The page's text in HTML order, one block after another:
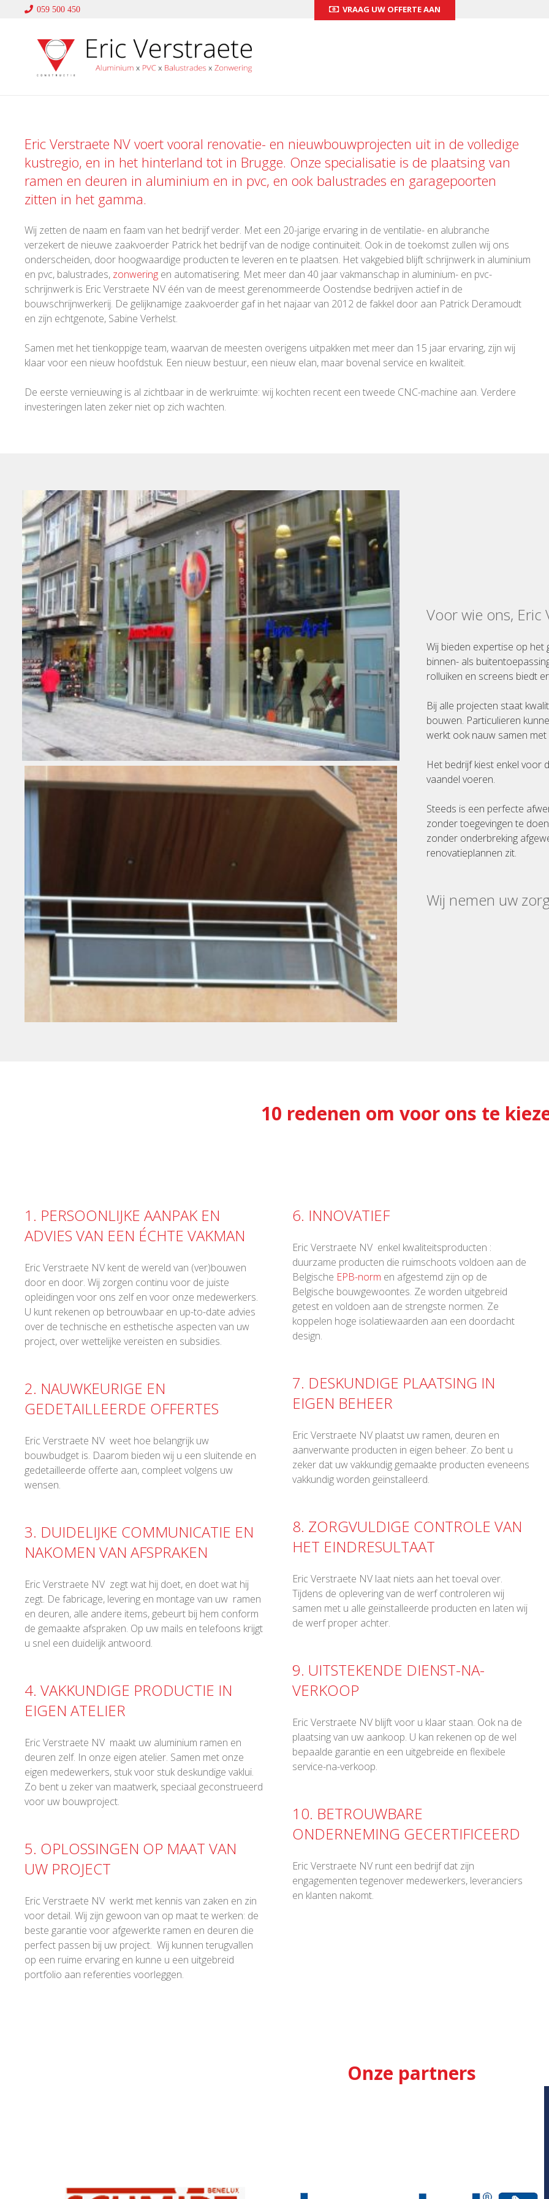
059 500 450 VRAAG UW OFFERTE AAN
Eric Verstraete NV voert vooral renovatie- en nieuwbouwprojecten uit in de volledige
kustregio, en in het hinterland tot in Brugge. Onze specialisatie is de plaatsing van
ramen en deuren in aluminium en in pvc, en ook balustrades en garagepoorten
zitten in het gamma.
Wij zetten de naam en faam van het bedrijf verder. Met een 20-jarige ervaring in de ventilatie- en alubranche
verzekert de nieuwe zaakvoerder Patrick het bedrijf van de nodige continuïteit. Ook in de toekomst zullen wij ons
onderscheiden, door hoogwaardige producten te leveren en te plaatsen. Het vakgebied blijft schrijnwerk in aluminium
en pvc, balustrades, zonwering en automatisering. Met meer dan 40 jaar vakmanschap in aluminium- en pvc-
schrijnwerk is Eric Verstraete NV één van de meest gerenommeerde Oostendse bedrijven actief in de
bouwschrijnwerkerij. De gelijknamige zaakvoerder gaf in het najaar van 2012 de fakkel door aan Patrick Deramoudt
en zijn echtgenote, Sabine Verhelst.
Samen met het tienkoppige team, waarvan de meesten overigens uitpakken met meer dan 15 jaar ervaring, zijn wij
klaar voor een nieuw hoofdstuk. Een nieuw bestuur, een nieuw elan, maar bovenal service en kwaliteit.
De eerste vernieuwing is al zichtbaar in de werkruimte: wij kochten recent een tweede CNC-machine aan. Verdere
investeringen laten zeker niet op zich wachten.
Voor wie ons, Eric
Wij bieden expertise op het
binnen- als
rolluiken en screens biedt
Bij alle projecten staat
bouwen. Particulieren
werkt ook nauw samen
Het bedrijf kiest enkel voor
vaandel voeren.
Steeds is een perfecte
zonder toegevingen te
zonder onderbreking
renovatieplannen zit.
Wij nemen uw
10 redenen om voor ons te
1. PERSOONLIJKE AANPAK EN
ADVIES VAN EEN ÉCHTE VAKMAN
Eric Verstraete NV kent de wereld van (ver)bouwen
door en door. Wij zorgen continu voor de juiste
opleidingen voor ons zelf en voor onze medewerkers.
U kunt rekenen op betrouwbaar en up-to-date advies
over de technische en esthetische aspecten van uw
project, over wettelijke vereisten en subsidies.
2. NAUWKEURIGE EN
GEDETAILLEERDE OFFERTES
Eric Verstraete NV weet hoe belangrijk uw
bouwbudget is. Daarom bieden wij u een sluitende en
gedetailleerde offerte aan, compleet volgens uw
wensen.
3. DUIDELIJKE COMMUNICATIE EN
NAKOMEN VAN AFSPRAKEN
Eric Verstraete NV zegt wat hij doet, en doet wat hij
zegt. De fabricage, levering en montage van uw ramen
en deuren, alle andere items, gebeurt bij hem conform
de gemaakte afspraken. Op uw mails en telefoons krijgt
u snel een duidelijk antwoord.
4. VAKKUNDIGE PRODUCTIE IN
EIGEN ATELIER
Eric Verstraete NV maakt uw aluminium ramen en
deuren zelf. In onze eigen atelier. Samen met onze
eigen medewerkers, stuk voor stuk deskundige vaklui.
Zo bent u zeker van maatwerk, speciaal geconstrueerd
voor uw bouwproject.
5. OPLOSSINGEN OP MAAT VAN
UW PROJECT
Eric Verstraete NV werkt met kennis van zaken en zin
voor detail. Wij zijn gewoon van op maat te werken: de
beste garantie voor afgewerkte ramen en deuren die
perfect passen bij uw project. Wij kunnen terugvallen
op een ruime ervaring en kunne u een uitgebreid
portfolio aan referenties voorleggen.
6. INNOVATIEF
Eric Verstraete NV enkel kwaliteitsproducten :
duurzame producten die ruimschoots voldoen aan de
Belgische EPB-norm en afgestemd zijn op de
Belgische bouwgewoontes. Ze worden uitgebreid
getest en voldoen aan de strengste normen. Ze
koppelen hoge isolatiewaarden aan een doordacht
design.
7. DESKUNDIGE PLAATSING IN
EIGEN BEHEER
Eric Verstraete NV plaatst uw ramen, deuren en
aanverwante producten in eigen beheer. Zo bent u
zeker dat uw vakkundig gemaakte producten eveneens
vakkundig worden geïnstalleerd.
8. ZORGVULDIGE CONTROLE VAN
HET EINDRESULTAAT
Eric Verstraete NV laat niets aan het toeval over.
Tijdens de oplevering van de werf controleren wij
samen met u alle geïnstalleerde producten en laten wij
de werf proper achter.
9. UITSTEKENDE DIENST-NA-
VERKOOP
Eric Verstraete NV blijft voor u klaar staan. Ook na de
plaatsing van uw aankoop. U kan rekenen op de wel
bepaalde garantie en een uitgebreide en flexibele
service-na-verkoop.
10. BETROUWBARE
ONDERNEMING GECERTIFICEERD
Eric Verstraete NV runt een bedrijf dat zijn
engagementen tegenover medewerkers, leveranciers
en klanten nakomt.
Onze partners